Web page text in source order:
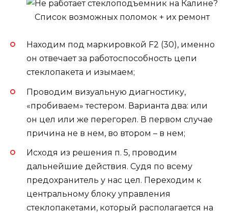
Находим под маркировкой F2 (30), именно
он отвечает за работоспособность цепи
стеклопакета и изымаем;
Проводим визуальную диагностику,
«пробиваем» тестером. Варианта два: или
он цел или же перегорел. В первом случае
причина не в нем, во втором – в нем;
Исходя из решения п. 5, проводим
дальнейшие действия. Судя по всему
предохранитель у нас цел. Переходим к
центральному блоку управления
стеклопакетами, который располагается на